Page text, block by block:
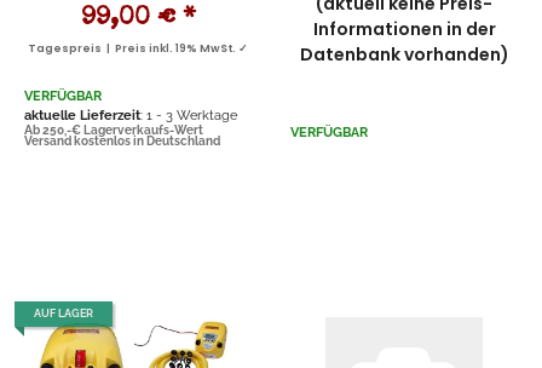
99,00 € *
Tagespreis | Preis inkl. 19% MwSt. ✓
VERFÜGBAR
aktuelle Lieferzeit: 1 - 3 Werktage
Ab 250,-€ Lagerverkaufs-Wert
Versand kostenlos in Deutschland
Informationen in der
Datenbank vorhanden)
VERFÜGBAR
AUF LAGER